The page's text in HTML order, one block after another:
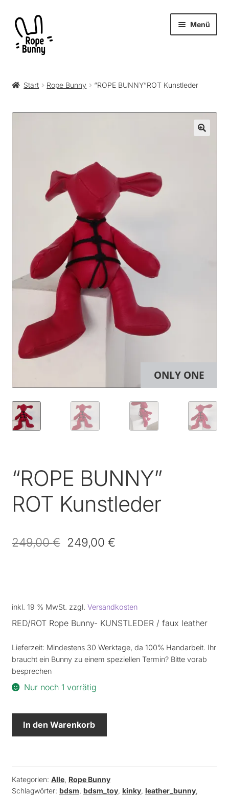
Zur
Navigation
springen
Zum
Inhalt
springen
Menü
Start Rope Bunny “ROPE BUNNY”ROT Kunstleder
ONLY ONE
“ROPE BUNNY”
ROT Kunstleder
249,00€ 249,00€
inkl. 19 % MwSt. zzgl. Versandkosten
RED/ROT Rope Bunny- KUNSTLEDER / faux leather
Lieferzeit: Mindestens 30 Werktage, da 100% Handarbeit. Ihr
braucht ein Bunny zu einem speziellen Termin? Bitte vorab
besprechen
Nur noch 1 vorrätig
"ROPE
In den Warenkorb
Kategorien: Alle, Rope Bunny
Schlagwörter: bdsm, bdsm_toy, kinky, leather_bunny,